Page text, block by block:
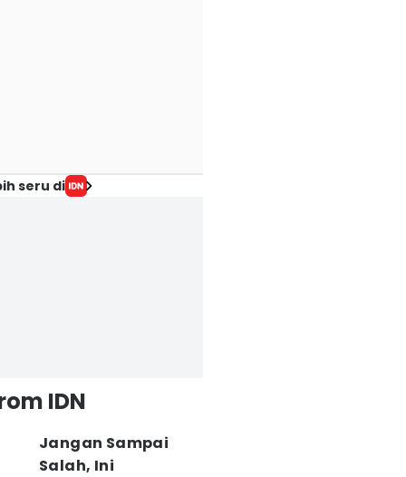
seru di
IDN
Jangan Sampai
Salah, Ini